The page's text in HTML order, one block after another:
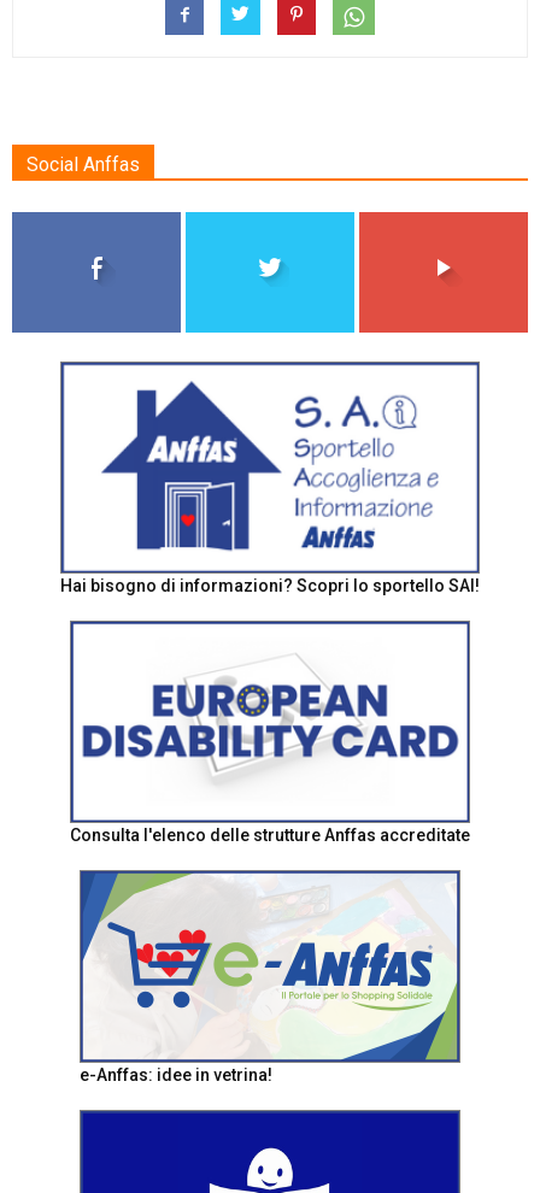
Social Anffas
Hai bisogno di informazioni? Scopri lo sportello SAI!
Consulta l'elenco delle strutture Anffas accreditate
e-Anffas: idee in vetrina!